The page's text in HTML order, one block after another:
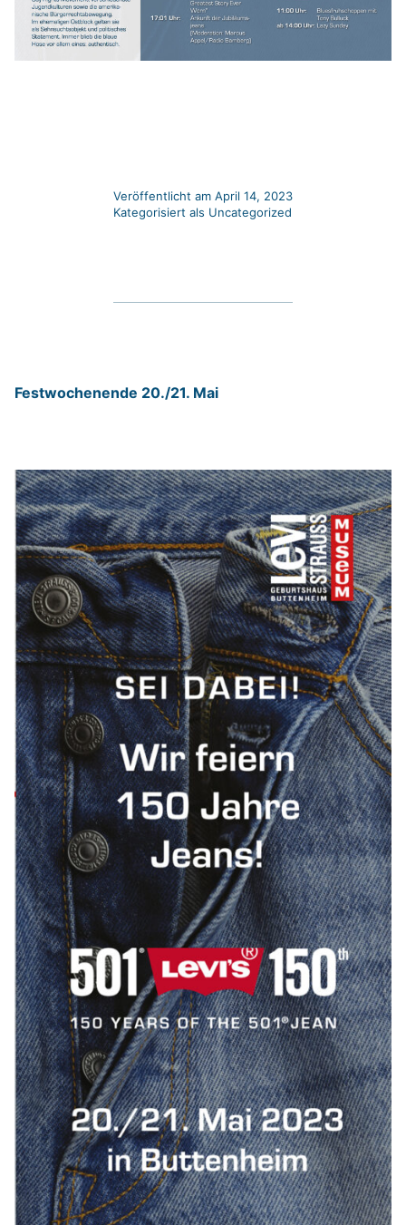
Festwochenende 20./21. Mai
Veröffentlicht am April 14, 2023
Kategorisiert als Uncategorized